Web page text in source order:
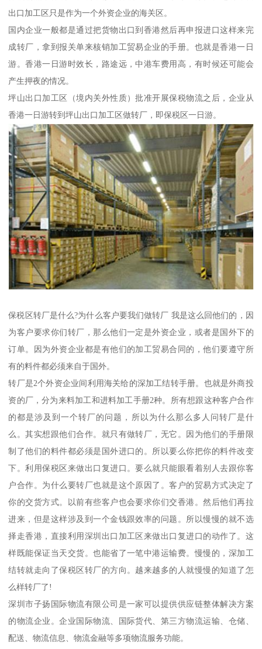
出口加工区只是作为一个外资企业的海关区。
国内企业一般都是通过把货物出口到香港然后再申报进口这样来完
成转厂，拿到报关单来核销加工贸易企业的手册。也就是香港一日
游。香港一日游时效长，路途远，中港车费用高，有时候还可能会
产生押夜的情况。
坪山出口加工区（境内关外性质）批准开展保税物流之后，企业从
香港一日游转到坪山出口加工区做转厂，即保税区一日游。
保税区转厂是什么?为什么客户要我们做转厂 我是这么回他们的，因
为客户要求你们转厂，那么他们一定是外资企业，或者是国外下的
订单。因为外资企业都是有他们的加工贸易合同的，他们要遵守所
有的料件都必须来自于国外。
转厂是2个外资企业间利用海关给的深加工结转手册。也就是外商投
资的厂，分为来料加工和进料加工手册2种。所有想跟这种客户合作
的都是涉及到一个转厂的问题，所以为什么那么多人问转厂是什
么。其实想跟他们合作。就只有做转厂，无它。因为他们的手册限
制了他们的料件都必须是国外进口的。所以要么你把你的料件改变
下。利用保税区来做出口复进口。要么就只能眼看着别人去跟你客
户合作。为什么要转厂也就是这个原因了。客户的贸易方式决定了
你的交货方式。以前有些客户也会要求你们交香港。然后他们再拉
进来，但是这样涉及到一个金钱跟效率的问题。所以慢慢的就不选
择走香港，直接利用深圳出口加工区来做出口复进口的动作了。这
样既能保证当天交货。也能省了一笔中港运输费。慢慢的，深加工
结转就走向了保税区转厂的方向。越来越多的人就慢慢的知道了怎
么样转厂了!
深圳市子扬国际物流有限公司是一家可以提供供应链整体解决方案
的物流企业。企业国际物流、国际货代、第三方物流运输、仓储、
配送、物流信息、物流金融等多项物流服务功能。